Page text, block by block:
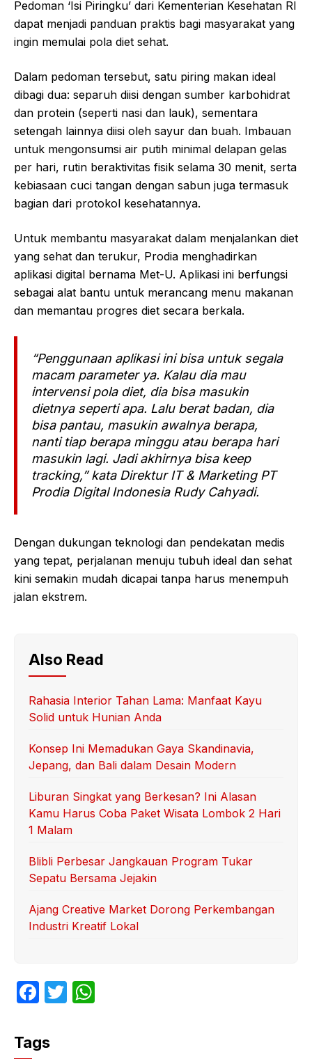
Pedoman ‘Isi Piringku’ dari Kementerian Kesehatan RI
dapat menjadi panduan praktis bagi masyarakat yang
ingin memulai pola diet sehat.
Dalam pedoman tersebut, satu piring makan ideal
dibagi dua: separuh diisi dengan sumber karbohidrat
dan protein (seperti nasi dan lauk), sementara
setengah lainnya diisi oleh sayur dan buah. Imbauan
untuk mengonsumsi air putih minimal delapan gelas
per hari, rutin beraktivitas fisik selama 30 menit, serta
kebiasaan cuci tangan dengan sabun juga termasuk
bagian dari protokol kesehatannya.
Untuk membantu masyarakat dalam menjalankan diet
yang sehat dan terukur, Prodia menghadirkan
aplikasi digital bernama Met-U. Aplikasi ini berfungsi
sebagai alat bantu untuk merancang menu makanan
dan memantau progres diet secara berkala.
“Penggunaan aplikasi ini bisa untuk segala
macam parameter ya. Kalau dia mau
intervensi pola diet, dia bisa masukin
dietnya seperti apa. Lalu berat badan, dia
bisa pantau, masukin awalnya berapa,
nanti tiap berapa minggu atau berapa hari
masukin lagi. Jadi akhirnya bisa keep
tracking,” kata Direktur IT & Marketing PT
Prodia Digital Indonesia Rudy Cahyadi.
Dengan dukungan teknologi dan pendekatan medis
yang tepat, perjalanan menuju tubuh ideal dan sehat
kini semakin mudah dicapai tanpa harus menempuh
jalan ekstrem.
Also Read
Rahasia Interior Tahan Lama: Manfaat Kayu
Solid untuk Hunian Anda
Konsep Ini Memadukan Gaya Skandinavia,
Jepang, dan Bali dalam Desain Modern
Liburan Singkat yang Berkesan? Ini Alasan
Kamu Harus Coba Paket Wisata Lombok 2 Hari
1 Malam
Blibli Perbesar Jangkauan Program Tukar
Sepatu Bersama Jejakin
Ajang Creative Market Dorong Perkembangan
Industri Kreatif Lokal
F
c
T
Tags